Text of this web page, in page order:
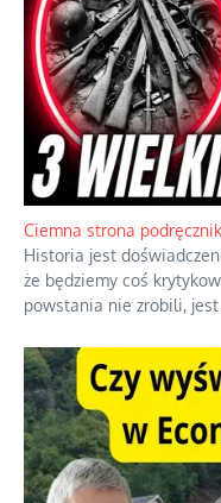
Szlachetna duma z
Jednym z dziedzictw
oceniania wszystkiego
również polityki